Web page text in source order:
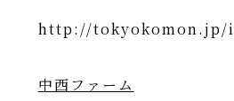
http://tokyokomon.jp/
中西ファーム